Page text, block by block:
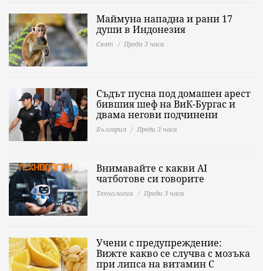
Маймуна нападна и рани 17
души в Индонезия
Свят Преди 3 часа
Съдът пусна под домашен арест
бившия шеф на ВиК-Бургас и
двама негови подчинени
България Преди 3 часа
Внимавайте с какви AI
чатботове си говорите
Технологии Преди 3 часа
Учени с предупреждение:
Вижте какво се случва с мозъка
при липса на витамин C